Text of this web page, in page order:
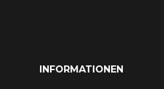
INFORMATIONEN